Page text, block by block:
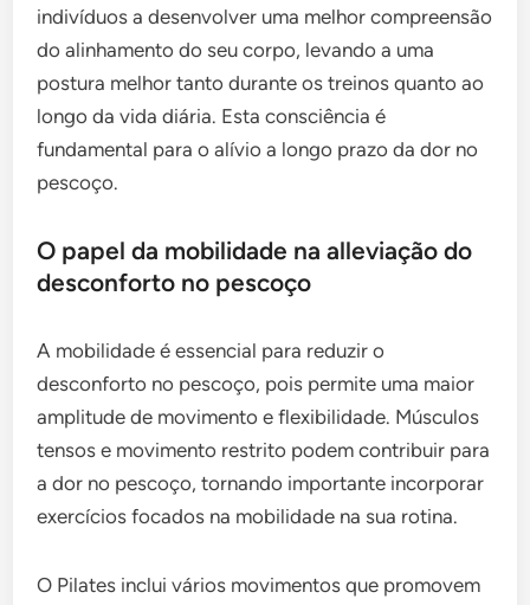
indivíduos a desenvolver uma melhor compreensão
do alinhamento do seu corpo, levando a uma
postura melhor tanto durante os treinos quanto ao
longo da vida diária. Esta consciência é
fundamental para o alívio a longo prazo da dor no
pescoço.
O papel da mobilidade na alleviação do
desconforto no pescoço
A mobilidade é essencial para reduzir o
desconforto no pescoço, pois permite uma maior
amplitude de movimento e flexibilidade. Músculos
tensos e movimento restrito podem contribuir para
a dor no pescoço, tornando importante incorporar
exercícios focados na mobilidade na sua rotina.
O Pilates inclui vários movimentos que promovem